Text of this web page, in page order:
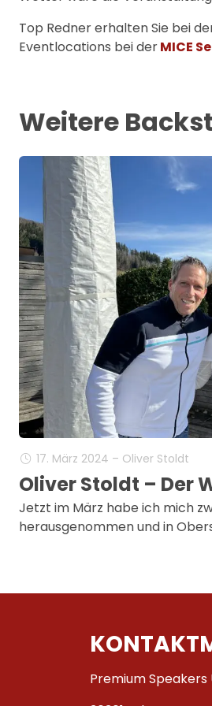
Top Redner erhalten Sie bei
Eventlocations bei derMICE
Weitere
17. März 2024 – Oliver Stoldt
Oliver Stoldt – Der
Jetzt im März habe ich mich
herausgenommen und in
Premium Speakers